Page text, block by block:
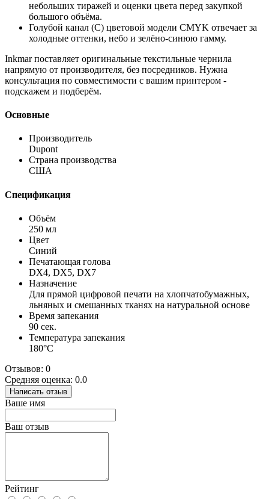
небольших тиражей и оценки цвета перед закупкой
большого объёма.
Голубой канал (C) цветовой модели CMYK отвечает за
холодные оттенки, небо и зелёно-синюю гамму.
Inkmar поставляет оригинальные текстильные чернила
напрямую от производителя, без посредников. Нужна
консультация по совместимости с вашим принтером -
подскажем и подберём.
Основные
Производитель
Dupont
Страна производства
США
Спецификация
Объём
250 мл
Цвет
Синий
Печатающая голова
DX4, DX5, DX7
Назначение
Для прямой цифровой печати на хлопчатобумажных,
льняных и смешанных тканях на натуральной основе
Время запекания
90 сек.
Температура запекания
180°С
Отзывов: 0
Средняя оценка: 0.0
Написать отзыв
Ваше имя
Ваш отзыв
Рейтинг